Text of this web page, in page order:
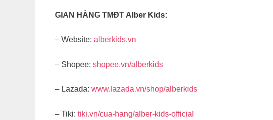
GIAN HÀNG TMĐT Alber Kids:
– Website: alberkids.vn
– Shopee: shopee.vn/alberkids
– Lazada: www.lazada.vn/shop/alberkids
– Tiki: tiki.vn/cua-hang/alber-kids-official